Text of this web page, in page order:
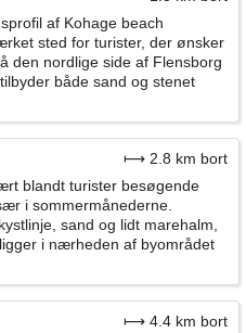
af Kohage beach
sted for turister, der ønsker
den nordlige side af Flensborg
både sand og stenet
⟼ 2.8 km bort
blandt turister besøgende
i sommermånederne.
sand og lidt marehalm,
i nærheden af byområdet
⟼ 4.4 km bort